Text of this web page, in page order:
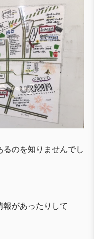
のを知りませんでし
報があったりして